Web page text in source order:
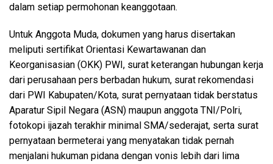
dalam setiap permohonan keanggotaan.
Untuk Anggota Muda, dokumen yang harus disertakan
meliputi sertifikat Orientasi Kewartawanan dan
Keorganisasian (OKK) PWI, surat keterangan hubungan kerja
dari perusahaan pers berbadan hukum, surat rekomendasi
dari PWI Kabupaten/Kota, surat pernyataan tidak berstatus
Aparatur Sipil Negara (ASN) maupun anggota TNI/Polri,
fotokopi ijazah terakhir minimal SMA/sederajat, serta surat
pernyataan bermeterai yang menyatakan tidak pernah
menjalani hukuman pidana dengan vonis lebih dari lima